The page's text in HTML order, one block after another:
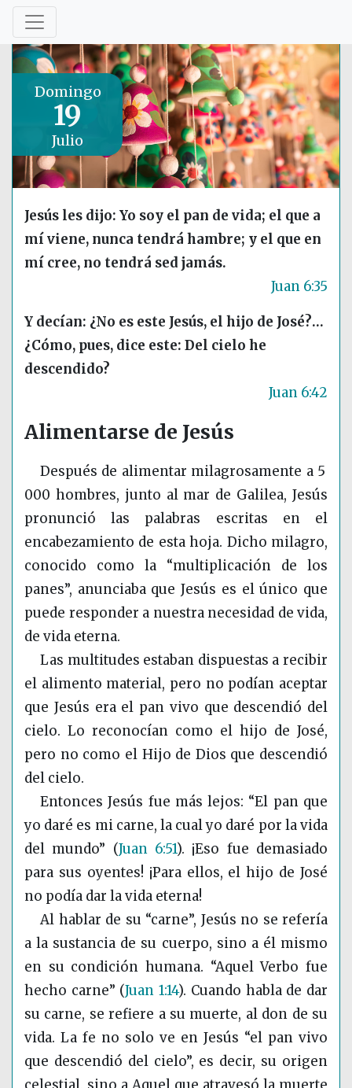
Domingo
19
Julio
Jesús les dijo: Yo soy el pan de vida; el que a
mí viene, nunca tendrá hambre; y el que en
mí cree, no tendrá sed jamás.
Juan 6:35
Y decían: ¿No es este Jesús, el hijo de José?…
¿Cómo, pues, dice este: Del cielo he
descendido?
Juan 6:42
Alimentarse de Jesús
Después de alimentar milagrosamente a 5
000 hombres, junto al mar de Galilea, Jesús
pronunció las palabras escritas en el
encabezamiento de esta hoja. Dicho milagro,
conocido como la “multiplicación de los
panes”, anunciaba que Jesús es el único que
puede responder a nuestra necesidad de vida,
de vida eterna.
Las multitudes estaban dispuestas a recibir
el alimento material, pero no podían aceptar
que Jesús era el pan vivo que descendió del
cielo. Lo reconocían como el hijo de José,
pero no como el Hijo de Dios que descendió
del cielo.
Entonces Jesús fue más lejos: “El pan que
yo daré es mi carne, la cual yo daré por la vida
del mundo” (Juan 6:51). ¡Eso fue demasiado
para sus oyentes! ¡Para ellos, el hijo de José
no podía dar la vida eterna!
Al hablar de su “carne”, Jesús no se refería
a la sustancia de su cuerpo, sino a él mismo
en su condición humana. “Aquel Verbo fue
hecho carne” (Juan 1:14). Cuando habla de dar
su carne, se refiere a su muerte, al don de su
vida. La fe no solo ve en Jesús “el pan vivo
que descendió del cielo”, es decir, su origen